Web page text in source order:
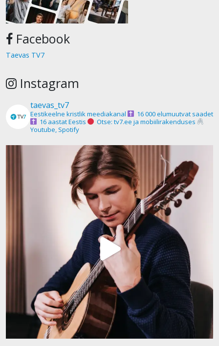
Facebook
Taevas TV7
Instagram
taevas_tv7
Eestikeelne kristlik meediakanal
16 000 elumuutvat saadet
16 aastat Eestis
Otse: tv7.ee ja mobiilirakenduses
Youtube, Spotify